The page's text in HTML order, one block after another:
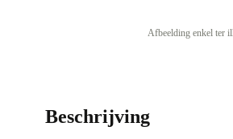
Afbeelding enkel ter
Beschrijving